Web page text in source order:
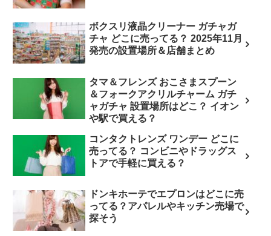
ボクスリ液晶クリーナー ガチャガ
チャ どこに売ってる？ 2025年11月
発売の設置場所＆店舗まとめ
タマ＆フレンズ おこさまスプーン
＆フォークアクリルチャーム ガチ
ャガチャ 設置場所はどこ？ イオン
や駅で買える？
コンタクトレンズ ワンデー どこに
売ってる？ コンビニやドラッグス
トアで手軽に買える？
ドンキホーテでエプロンはどこに売
ってる？アパレルやキッチン売場で
探そう